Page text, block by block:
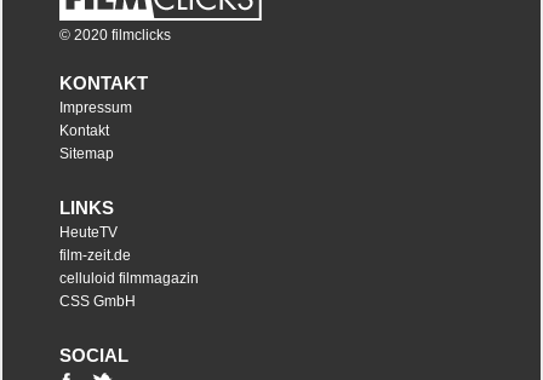
© 2020 filmclicks
KONTAKT
Impressum
Kontakt
Sitemap
LINKS
HeuteTV
film-zeit.de
celluloid filmmagazin
CSS GmbH
SOCIAL